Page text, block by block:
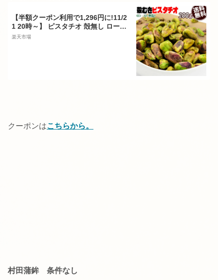
【半額クーポン利用で1,296円に!11/2
1 20時～】 ピスタチオ 殻無し ロース
ト ナッツ 200g×1袋 アメリカ産 メー
楽天市場
クーポンはこちらから。
村田蒲鉾 条件なし